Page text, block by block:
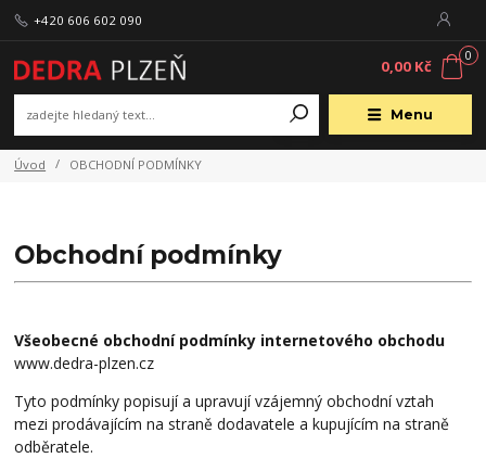
Menu
+420 606 602 090
0
0,00 Kč
Úvod OBCHODNÍ PODMÍNKY
Obchodní podmínky
Všeobecné obchodní podmínky internetového obchodu
www.dedra-plzen.cz
Tyto podmínky popisují a upravují vzájemný obchodní vztah
mezi prodávajícím na straně dodavatele a kupujícím na straně
odběratele.